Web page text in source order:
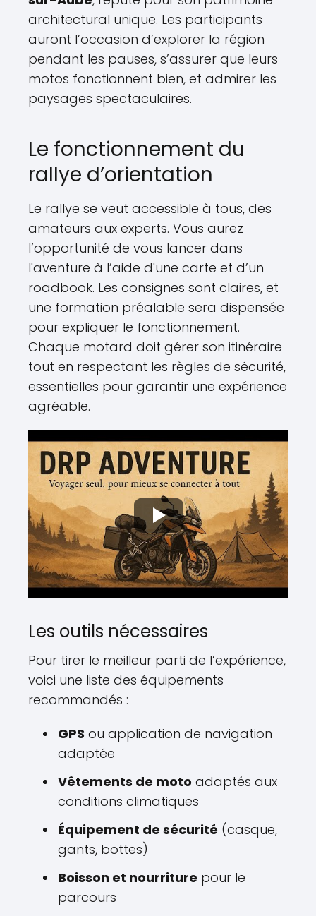
architectural unique. Les participants
auront l’occasion d’explorer la région
pendant les pauses, s’assurer que leurs
motos fonctionnent bien, et admirer les
paysages spectaculaires.
Le fonctionnement du
rallye d’orientation
Le rallye se veut accessible à tous, des
amateurs aux experts. Vous aurez
l’opportunité de vous lancer dans
l'aventure à l’aide d'une carte et d’un
roadbook. Les consignes sont claires, et
une formation préalable sera dispensée
pour expliquer le fonctionnement.
Chaque motard doit gérer son itinéraire
tout en respectant les règles de sécurité,
essentielles pour garantir une expérience
agréable.
Les outils nécessaires
Pour tirer le meilleur parti de l’expérience,
voici une liste des équipements
recommandés :
GPS ou application de navigation
adaptée
Vêtements de moto adaptés aux
conditions climatiques
Équipement de sécurité (casque,
gants, bottes)
Boisson et nourriture pour le
parcours